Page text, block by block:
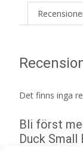
Det finns inga
Bli först
Duck